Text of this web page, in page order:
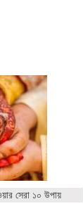
সেরা ১০ উপায়